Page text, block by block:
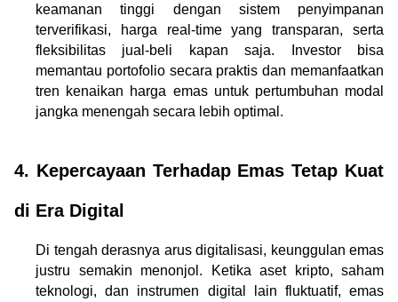
keamanan tinggi dengan sistem penyimpanan
terverifikasi, harga real-time yang transparan, serta
fleksibilitas jual-beli kapan saja. Investor bisa
memantau portofolio secara praktis dan memanfaatkan
tren kenaikan harga emas untuk pertumbuhan modal
jangka menengah secara lebih optimal.
4. Kepercayaan Terhadap Emas Tetap Kuat
di Era Digital
Di tengah derasnya arus digitalisasi, keunggulan emas
justru semakin menonjol. Ketika aset kripto, saham
teknologi, dan instrumen digital lain fluktuatif, emas